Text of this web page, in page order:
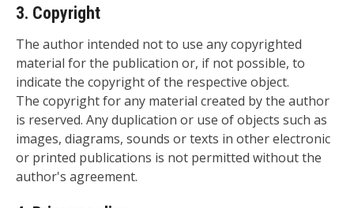
3. Copyright
The author intended not to use any copyrighted
material for the publication or, if not possible, to
indicate the copyright of the respective object.
The copyright for any material created by the author
is reserved. Any duplication or use of objects such as
images, diagrams, sounds or texts in other electronic
or printed publications is not permitted without the
author's agreement.